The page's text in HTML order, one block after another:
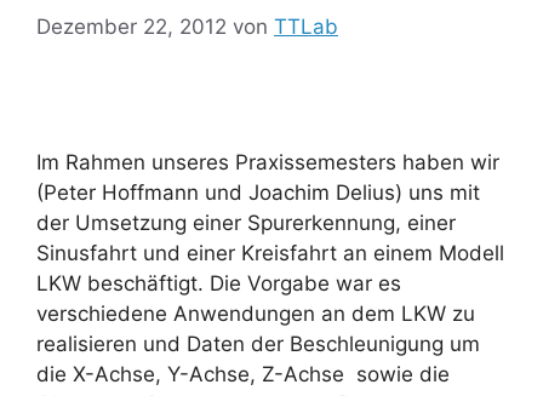
Dezember 22, 2012 von TTLab
Im Rahmen unseres Praxissemesters haben wir
(Peter Hoffmann und Joachim Delius) uns mit
der Umsetzung einer Spurerkennung, einer
Sinusfahrt und einer Kreisfahrt an einem Modell
LKW beschäftigt. Die Vorgabe war es
verschiedene Anwendungen an dem LKW zu
realisieren und Daten der Beschleunigung um
die X-Achse, Y-Achse, Z-Achse sowie die